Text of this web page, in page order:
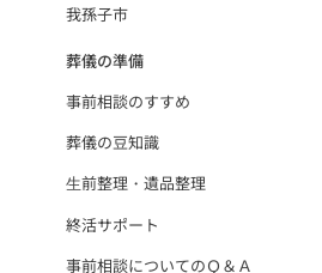
我孫子市
葬儀の準備
事前相談のすすめ
葬儀の豆知識
⽣前整理・遺品整理
終活サポート
事前相談についてのＱ＆Ａ